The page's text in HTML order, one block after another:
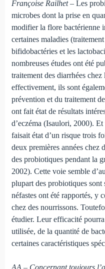
Françoise Railhet –Les
microbes dont la prise en
modifier la flore bactérienne
certaines maladies
bifidobactéries et les
nombreuses études ont été
traitement des diarrhées chez
effectivement, ils sont
prévention et du traitement
ont fait état de résultats
d’eczéma (Isaulori, 2000). Et
faisait état d’un risque trois
deux premières années chez
des probiotiques pendant la
2002). Cette voie semble
plupart des probiotiques sont
néfastes ont été rapportés, y
chez des nourrissons.
étudier. Leur efficacité
utilisée, de la quantité de
certaines caractéristiques
AA – Concernant toujours